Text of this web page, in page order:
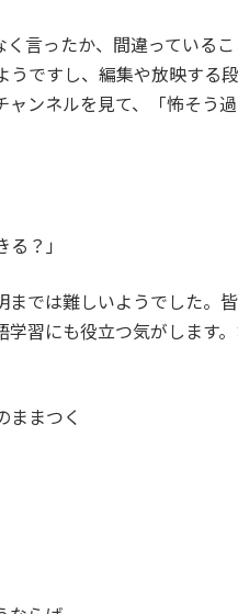
言ったか、間違っている
ですし、編集や放映する
ンネルを見て、「怖そう
？」
では難しいようでした。
習にも役立つ気がします。
ままつく